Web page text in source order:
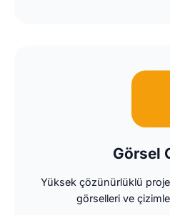
Görsel
Yüksek çözünürlüklü
görselleri ve